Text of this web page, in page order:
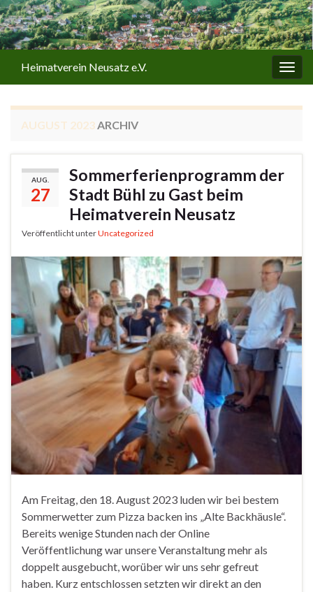
Heimatverein Neusatz e.V.
AUGUST 2023 ARCHIV
AUG.
27
Sommerferienprogramm der
Stadt Bühl zu Gast beim
Heimatverein Neusatz
Veröffentlicht unterUncategorized
Am Freitag, den 18. August 2023 luden wir bei bestem
Sommerwetter zum Pizza backen ins „Alte Backhäusle“.
Bereits wenige Stunden nach der Online
Veröffentlichung war unsere Veranstaltung mehr als
doppelt ausgebucht, worüber wir uns sehr gefreut
haben. Kurz entschlossen setzten wir direkt an den